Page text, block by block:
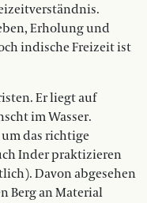
Erholung und
indische Freizeit ist
Er liegt auf
im Wasser.
das richtige
Inder praktizieren
Davon abgesehen
Berg an Material